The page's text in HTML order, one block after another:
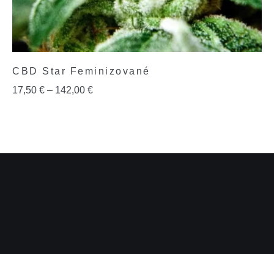
CBD Star Feminizované
17,50 € – 142,00 €